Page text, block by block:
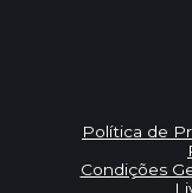
Política de
Condições